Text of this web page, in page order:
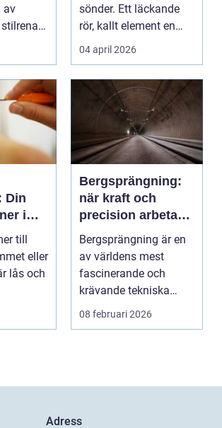
av
sönder. Ett läckande
rör, kallt element en
vintermorgon elle...
04 april 2026
Din
i
till
eller
lås och
Bergsprängning:
när kraft och
precision arbetar
tillsammans
Bergsprängning är en
av världens mest
fascinerande och
krävande tekniska
procedu...
08 februari 2026
Adress